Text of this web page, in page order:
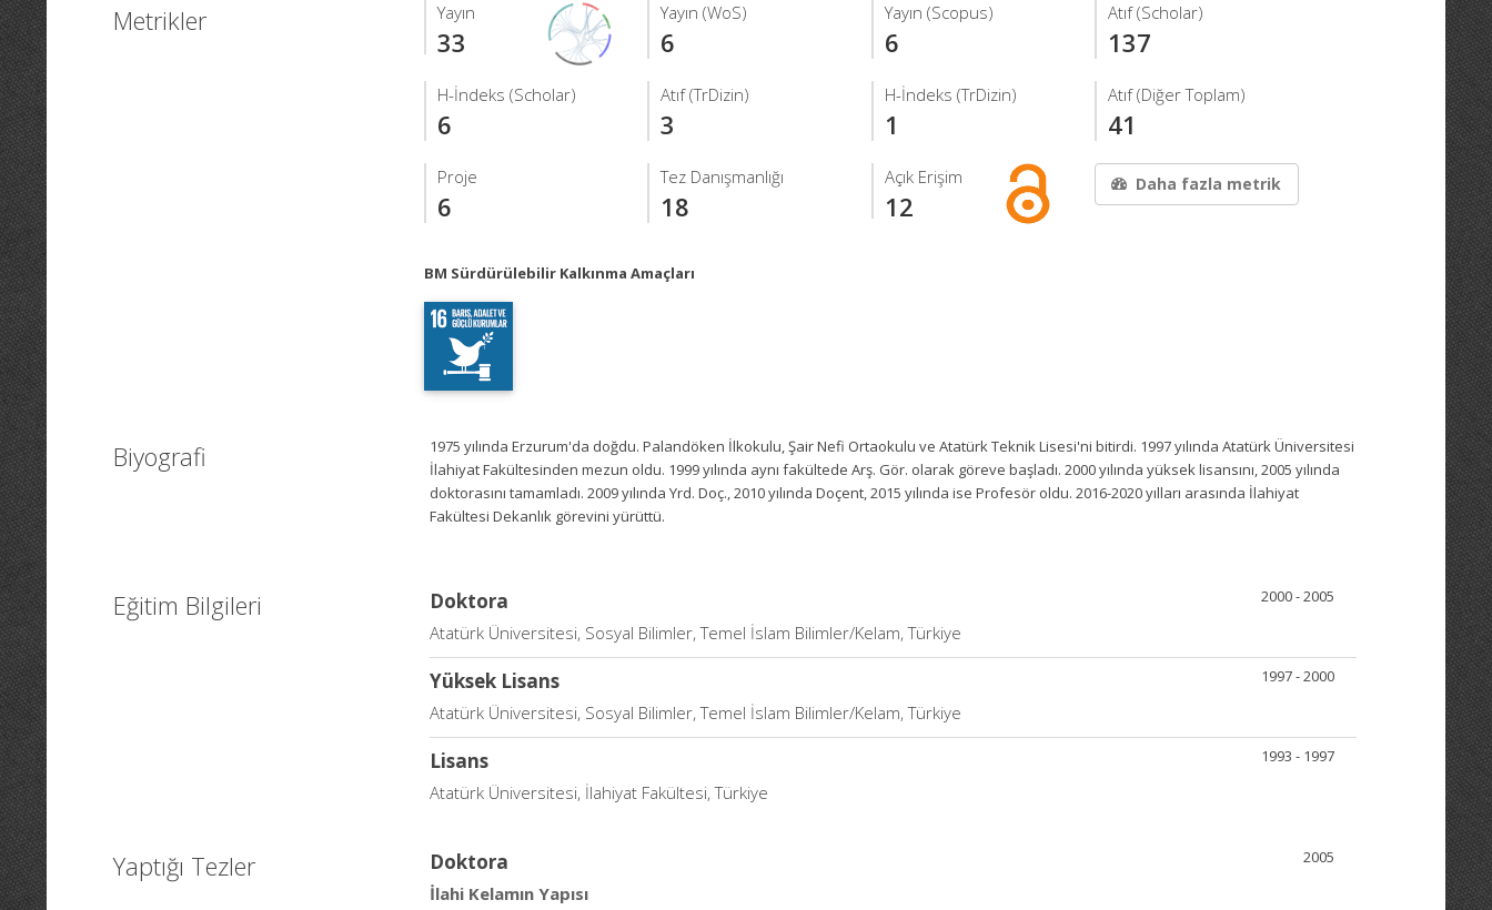
Metrikler Yayın
33
Yayın (WoS)
6
Yayın (Scopus)
6
Atıf (Scholar)
137
H-İndeks (Scholar)
6
Atıf (TrDizin)
3
H-İndeks (TrDizin)
1
Atıf (Diğer Toplam)
41
Proje
6
Tez Danışmanlığı
18
Açık Erişim
12
Daha fazla metrik
BM Sürdürülebilir Kalkınma Amaçları
Biyografi
1975 yılında Erzurum'da doğdu. Palandöken İlkokulu, Şair Nefi Ortaokulu ve Atatürk Teknik Lisesi'ni bitirdi. 1997 yılında Atatürk Üniversitesi
İlahiyat Fakültesinden mezun oldu. 1999 yılında aynı fakültede Arş. Gör. olarak göreve başladı. 2000 yılında yüksek lisansını, 2005 yılında
doktorasını tamamladı. 2009 yılında Yrd. Doç., 2010 yılında Doçent, 2015 yılında ise Profesör oldu. 2016-2020 yılları arasında İlahiyat
Fakültesi Dekanlık görevini yürüttü.
Eğitim Bilgileri 2000 - 2005
Doktora
Atatürk Üniversitesi, Sosyal Bilimler, Temel İslam Bilimler/Kelam, Türkiye
1997 - 2000
Yüksek Lisans
Atatürk Üniversitesi, Sosyal Bilimler, Temel İslam Bilimler/Kelam, Türkiye
1993 - 1997
Lisans
Atatürk Üniversitesi, İlahiyat Fakültesi, Türkiye
Yaptığı Tezler 2005
Doktora
İlahi Kelamın Yapısı